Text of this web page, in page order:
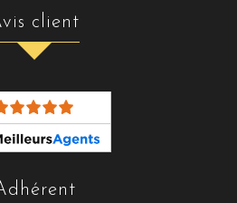
avis client
adhérent